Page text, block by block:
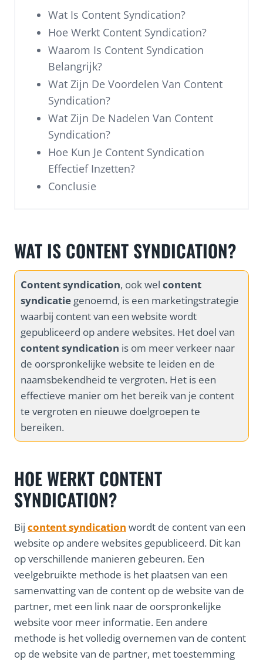
Wat Is Content Syndication?
Hoe Werkt Content Syndication?
Waarom Is Content Syndication
Belangrijk?
Wat Zijn De Voordelen Van Content
Syndication?
Wat Zijn De Nadelen Van Content
Syndication?
Hoe Kun Je Content Syndication
Effectief Inzetten?
Conclusie
WAT IS CONTENT SYNDICATION?
Content syndication, ook wel content
syndicatie genoemd, is een marketingstrategie
waarbij content van een website wordt
gepubliceerd op andere websites. Het doel van
content syndication is om meer verkeer naar
de oorspronkelijke website te leiden en de
naamsbekendheid te vergroten. Het is een
effectieve manier om het bereik van je content
te vergroten en nieuwe doelgroepen te
bereiken.
HOE WERKT CONTENT
SYNDICATION?
Bij content syndication wordt de content van een
website op andere websites gepubliceerd. Dit kan
op verschillende manieren gebeuren. Een
veelgebruikte methode is het plaatsen van een
samenvatting van de content op de website van de
partner, met een link naar de oorspronkelijke
website voor meer informatie. Een andere
methode is het volledig overnemen van de content
op de website van de partner, met toestemming